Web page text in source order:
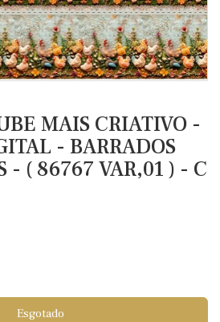
MAIS CRIATIVO -
- BARRADOS
- ( 86767 VAR,01 ) - C
Esgotado